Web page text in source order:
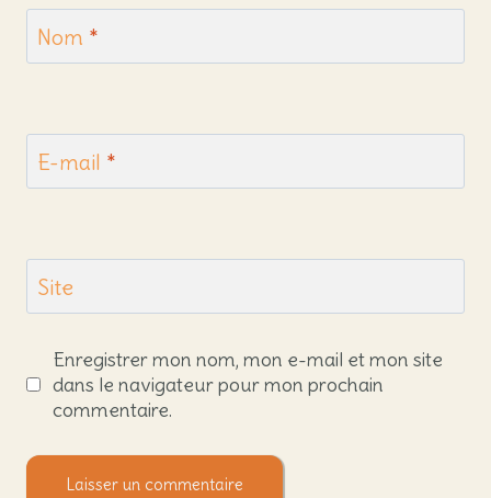
Nom *
E-mail *
Site
Enregistrer mon nom, mon e-mail et mon site
dans le navigateur pour mon prochain
commentaire.